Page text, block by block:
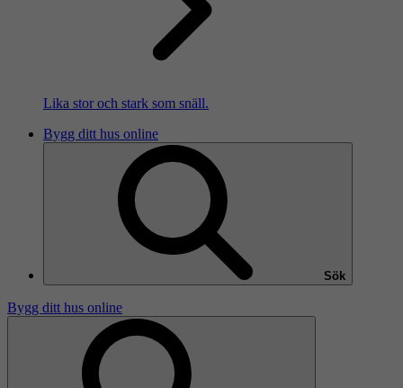
Lika stor och stark som snäll.
Bygg ditt hus online
Sök
Bygg ditt hus online